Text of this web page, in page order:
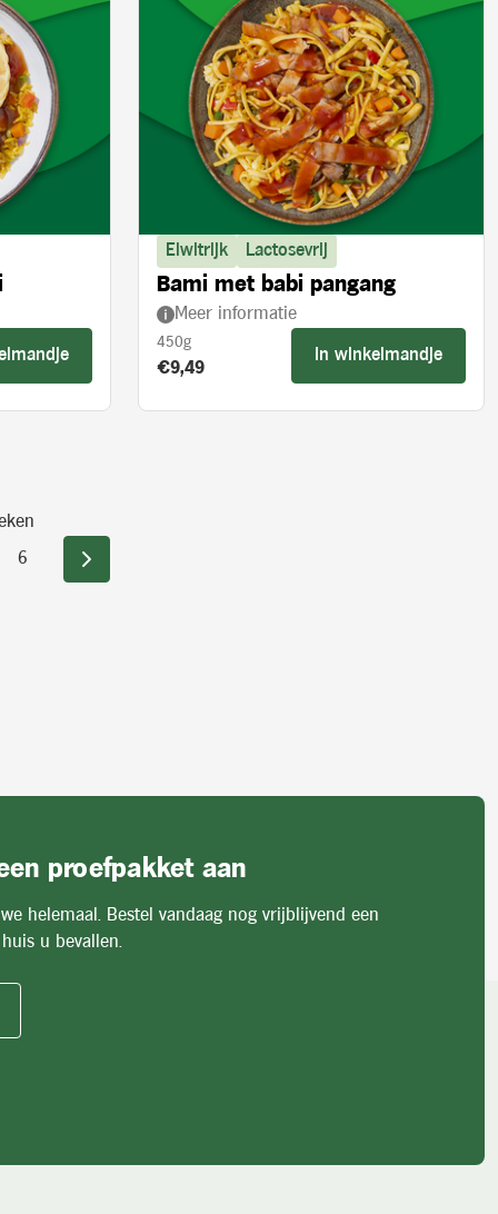
Eiwitrijk Lactosevrij
Bami met babi pangang
Meer informatie
450g
Product prijs:
€9,49
In winkelmandje
6
proefpakket aan
helemaal. Bestel vandaag nog vrijblijvend een
u bevallen.